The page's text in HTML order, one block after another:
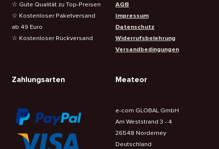
☆ Gute Qualität zu Top-Preisen
☆ Kostenloser Paketversand
ab 49 Euro
☆ Kostenloser Rückversand
AGB
Impressum
Datenschutz
Widerrufsbelehrung
Versandbedingungen
Zahlungsarten Meateor
e-com GLOBAL GmbH
Am Weststrand 3 - 4
26548 Norderney
Deutschland